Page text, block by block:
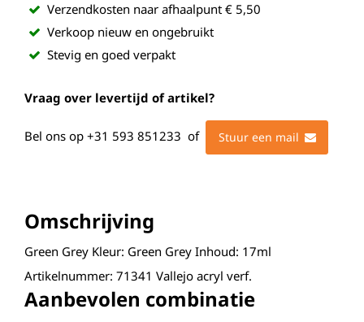
Verzendkosten naar afhaalpunt € 5,50
Verkoop nieuw en ongebruikt
Stevig en goed verpakt
Vraag over levertijd of artikel?
Bel ons op +31 593 851233 of Stuur een mail
Omschrijving
Green Grey Kleur: Green Grey Inhoud: 17ml
Artikelnummer: 71341 Vallejo acryl verf.
Aanbevolen combinatie